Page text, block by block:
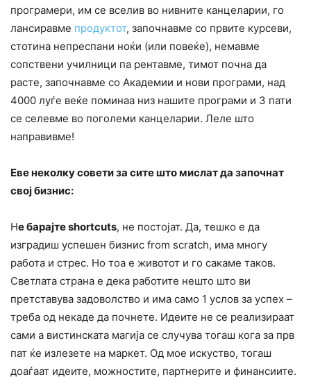
програмери, им се вселив во нивните канцеларии, го
лансиравме продуктот, започнавме со првите курсеви,
стотина непреспани ноќи (или повеќе), немавме
сопствени училници па рентавме, тимот почна да
расте, започнавме со Академии и нови програми, над
4000 луѓе веќе поминаа низ нашите програми и 3 пати
се селевме во поголеми канцеларии. Леле што
направивме!
Еве неколку совети за сите што мислат да започнат
свој бизнис:
Не барајте shortcuts, не постојат. Да, тешко е да
изградиш успешен бизнис from scratch, има многу
работа и стрес. Но тоа е животот и го сакаме таков.
Светлата страна е дека работите нешто што ви
претставува задоволство и има само 1 услов за успех –
треба од некаде да почнете. Идеите не се реализираат
сами а вистинската магија се случува тогаш кога за прв
пат ќе излезете на маркет. Од мое искуство, тогаш
доаѓаат идеите, можностите, партнерите и финансиите.